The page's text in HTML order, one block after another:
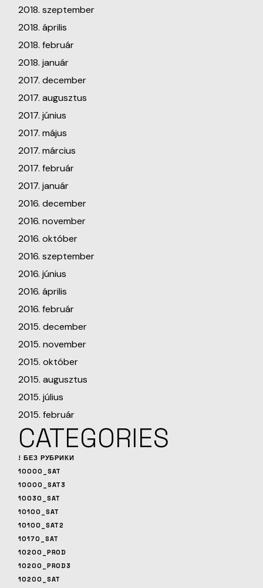
2018. szeptember
2018. április
2018. február
2018. január
2017. december
2017. augusztus
2017. június
2017. május
2017. március
2017. február
2017. január
2016. december
2016. november
2016. október
2016. szeptember
2016. június
2016. április
2016. február
2015. december
2015. november
2015. október
2015. augusztus
2015. július
2015. február
CATEGORIES
! БЕЗ РУБРИКИ
10000_SAT
10000_SAT3
10030_SAT
10100_SAT
10100_SAT2
10170_SAT
10200_PROD
10200_PROD3
10200_SAT